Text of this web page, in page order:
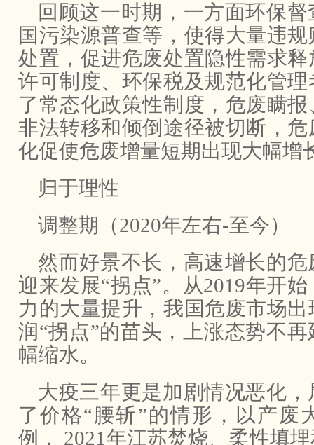
回顾这一时期，一方面环保
国污染源普查等，使得大量违
处置，促进危废处置隐性需求
许可制度、环保税及规范化管
了常态化政策性制度，危废瞒
非法转移和倾倒途径被切断，
化促使危废增量短期出现大幅增
归于理性
调整期（2020年左右-至今）
然而好景不长，高速增长的
迎来发展“拐点”。从2019年开
力的大量提升，我国危废市场
润“拐点”的苗头，上涨态势不
幅缩水。
大疫三年更是加剧情况恶化
了价格“腰斩”的情形，以产废
例， 2021年江苏焚烧、柔性填